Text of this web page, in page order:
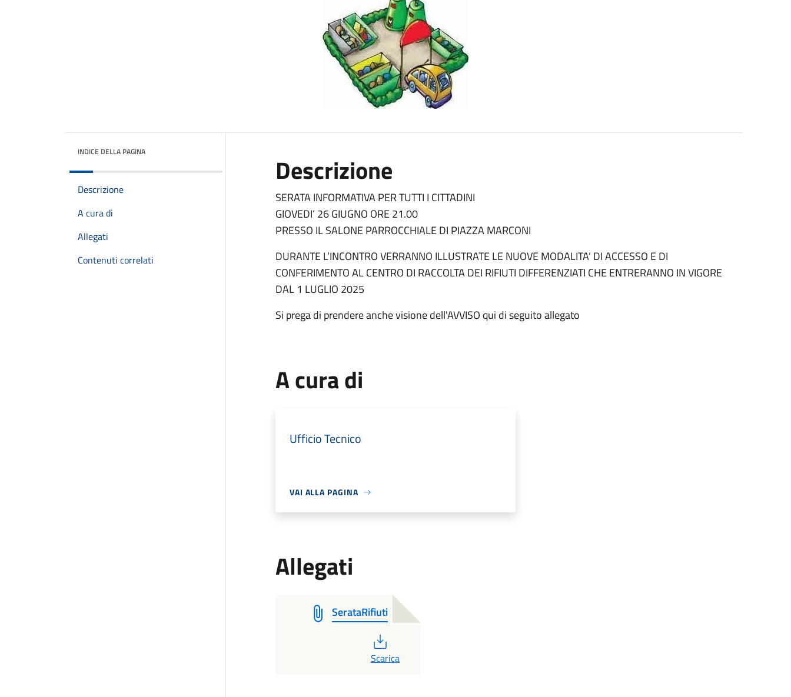
INDICE DELLA PAGINA
Descrizione
A cura di
Allegati
Contenuti correlati
Descrizione
SERATA INFORMATIVA PER TUTTI I CITTADINI
GIOVEDI’ 26 GIUGNO ORE 21.00
PRESSO IL SALONE PARROCCHIALE DI PIAZZA MARCONI
DURANTE L’INCONTRO VERRANNO ILLUSTRATE LE NUOVE MODALITA’ DI ACCESSO E DI
CONFERIMENTO AL CENTRO DI RACCOLTA DEI RIFIUTI DIFFERENZIATI CHE ENTRERANNO IN VIGORE
DAL 1 LUGLIO 2025
Si prega di prendere anche visione dell'AVVISO qui di seguito allegato
A cura di
Ufficio Tecnico
VAI ALLA PAGINA
Allegati
SerataRifiuti
PDF
Scarica